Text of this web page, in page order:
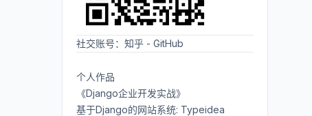
社交账号： 知乎 - GitHub
个人作品
《Django企业开发实战》
基于Django的网站系统: Typeidea